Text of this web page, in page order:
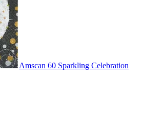
Amscan 60 Sparkling Celebration